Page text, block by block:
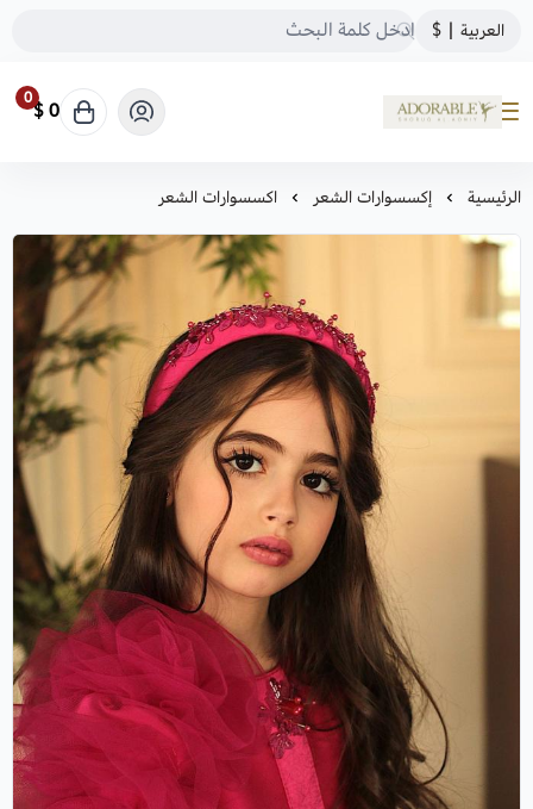
العربية |
$
ADORABLE
0 0 $
الرئيسية إكسسوارات الشعر اكسسوارات الشعر